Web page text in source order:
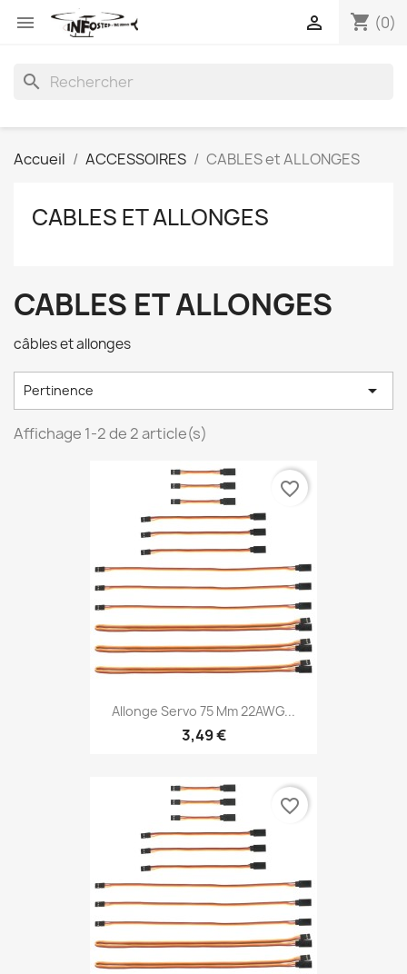
 shopping_cart (0)

search
Accueil ACCESSOIRES CABLES et ALLONGES
CABLES ET ALLONGES
CABLES ET ALLONGES
câbles et allonges
Pertinence 
Affichage 1-2 de 2 article(s)
Allonge Servo 75 Mm 22AWG...
3,49 €
favorite_border
favorite_border